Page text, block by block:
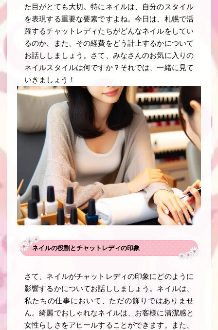
た目がとても大切。特にネイルは、自分のスタイル
を表現する重要な要素ですよね。今日は、札幌で活
躍するチャットレディたちがどんなネイルをしてい
るのか、また、その経費をどう計上するかについて
お話ししましょう。さて、みなさんのお気に入りの
ネイルスタイルは何ですか？それでは、一緒に見て
いきましょう！
ネイルの役割とチャットレディの印象
さて、ネイルがチャットレディの印象にどのように
影響するかについてお話ししましょう。ネイルは、
私たちの仕事において、ただの飾りではありませ
ん。綺麗でおしゃれなネイルは、お客様に清潔感と
女性らしさをアピールすることができます。また、